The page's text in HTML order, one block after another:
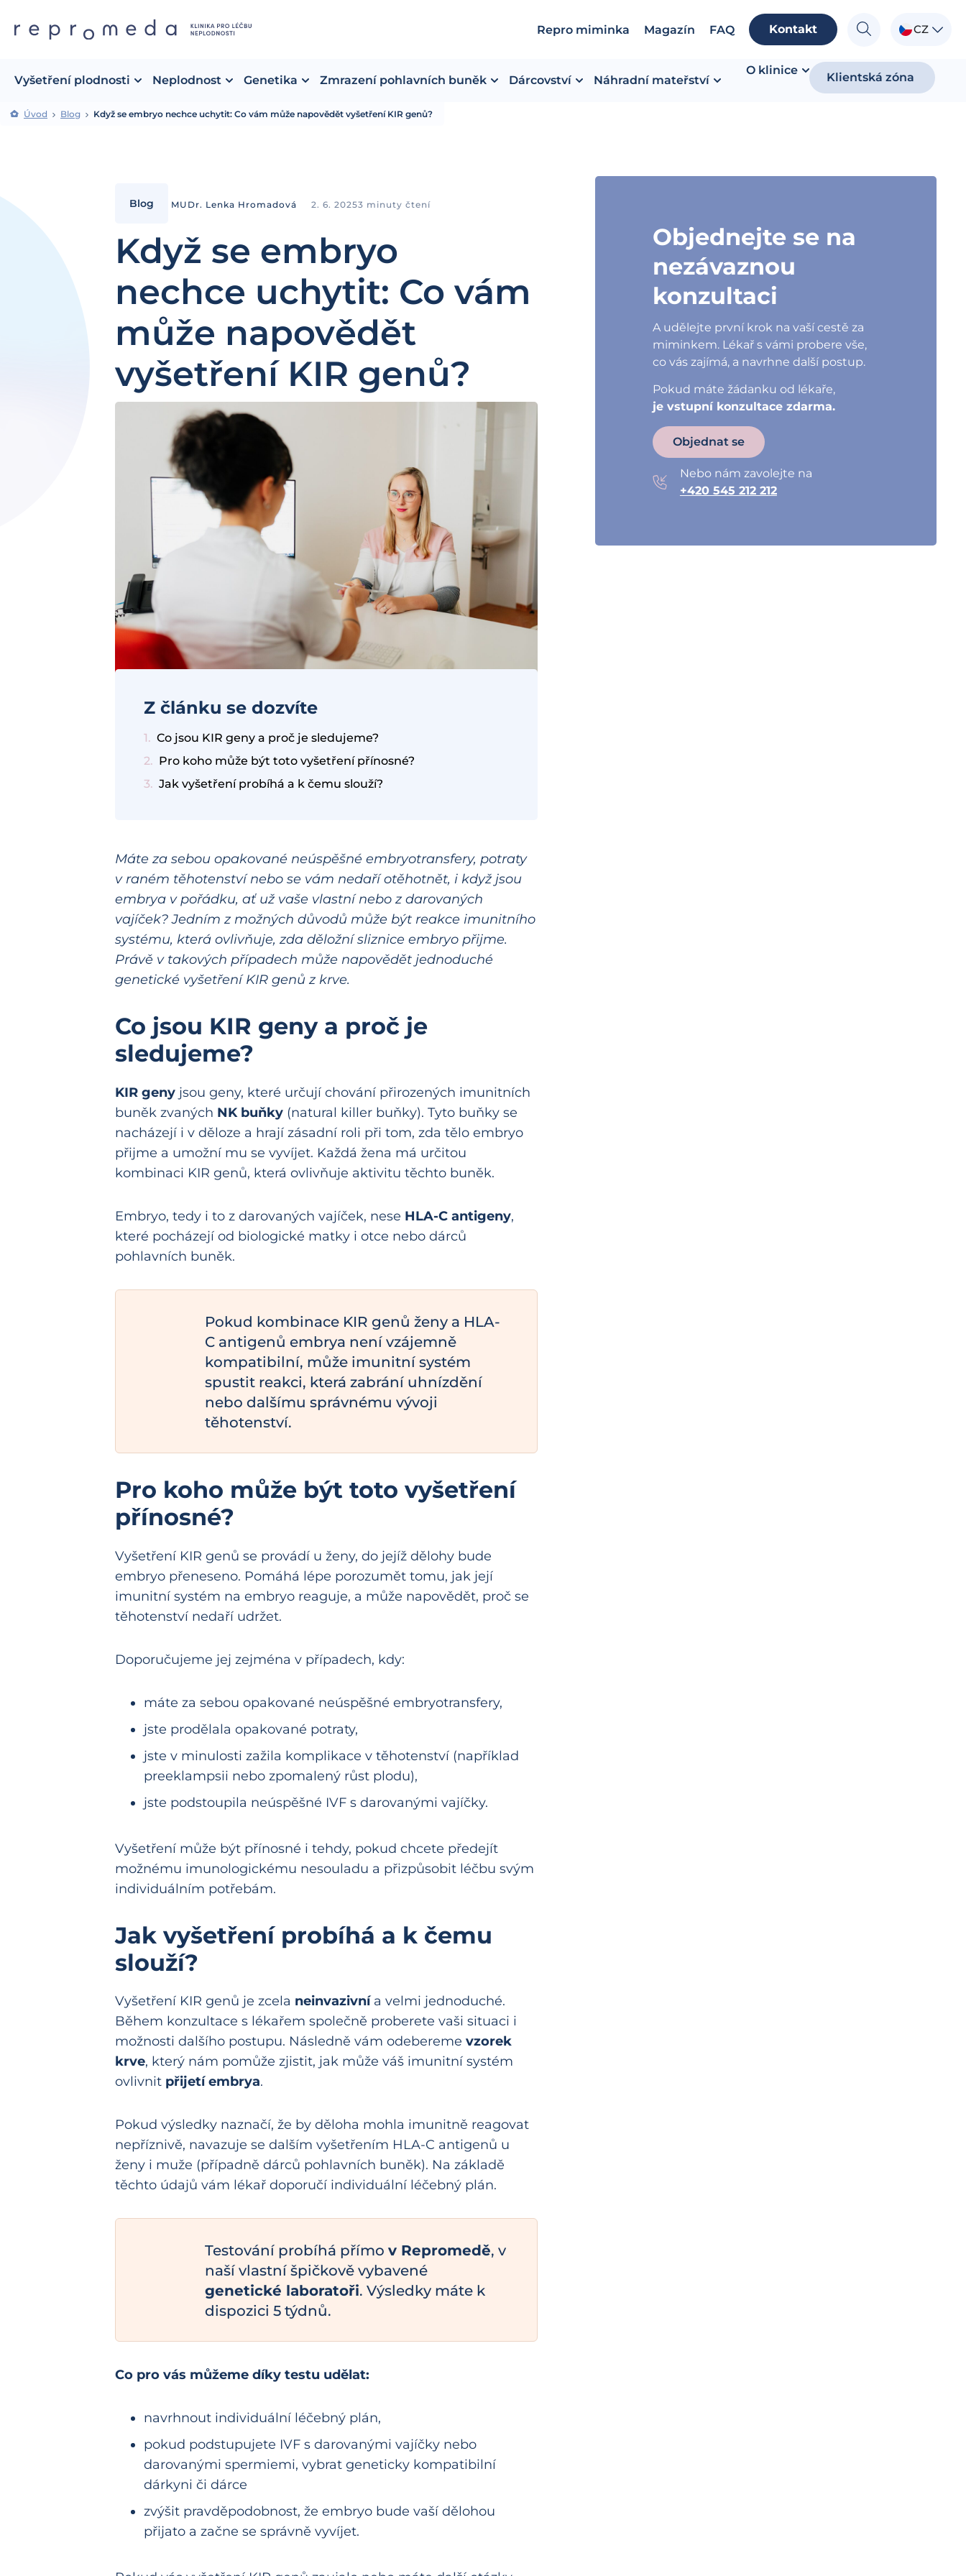
Repro miminka Magazín FAQ Kontakt CZ
Vyšetření plodnosti Neplodnost Genetika Zmrazení pohlavních buněk Dárcovství Náhradní mateřství
O klinice
Klientská zóna
Úvod Blog Když se embryo nechce uchytit: Co vám může napovědět vyšetření KIR genů?
Blog MUDr. Lenka Hromadová 2. 6. 20253 minuty čtení
Když se embryo
nechce uchytit: Co vám
může napovědět
vyšetření KIR genů?
Z článku se dozvíte
Co jsou KIR geny a proč je sledujeme?
Pro koho může být toto vyšetření přínosné?
Jak vyšetření probíhá a k čemu slouží?
Máte za sebou opakované neúspěšné embryotransfery, potraty
v raném těhotenství nebo se vám nedaří otěhotnět, i když jsou
embrya v pořádku, ať už vaše vlastní nebo z darovaných
vajíček? Jedním z možných důvodů může být reakce imunitního
systému, která ovlivňuje, zda děložní sliznice embryo přijme.
Právě v takových případech může napovědět jednoduché
genetické vyšetření KIR genů z krve.
Co jsou KIR geny a proč je
sledujeme?
KIR geny jsou geny, které určují chování přirozených imunitních
buněk zvaných NK buňky (natural killer buňky). Tyto buňky se
nacházejí i v děloze a hrají zásadní roli při tom, zda tělo embryo
přijme a umožní mu se vyvíjet. Každá žena má určitou
kombinaci KIR genů, která ovlivňuje aktivitu těchto buněk.
Embryo, tedy i to z darovaných vajíček, nese HLA-C antigeny,
které pocházejí od biologické matky i otce nebo dárců
pohlavních buněk.
Pokud kombinace KIR genů ženy a HLA-
C antigenů embrya není vzájemně
kompatibilní, může imunitní systém
spustit reakci, která zabrání uhnízdění
nebo dalšímu správnému vývoji
těhotenství.
Pro koho může být toto vyšetření
přínosné?
Vyšetření KIR genů se provádí u ženy, do jejíž dělohy bude
embryo přeneseno. Pomáhá lépe porozumět tomu, jak její
imunitní systém na embryo reaguje, a může napovědět, proč se
těhotenství nedaří udržet.
Doporučujeme jej zejména v případech, kdy:
máte za sebou opakované neúspěšné embryotransfery,
jste prodělala opakované potraty,
jste v minulosti zažila komplikace v těhotenství (například
preeklampsii nebo zpomalený růst plodu),
jste podstoupila neúspěšné IVF s darovanými vajíčky.
Vyšetření může být přínosné i tehdy, pokud chcete předejít
možnému imunologickému nesouladu a přizpůsobit léčbu svým
individuálním potřebám.
Jak vyšetření probíhá a k čemu
slouží?
Vyšetření KIR genů je zcela neinvazivnía velmi jednoduché.
Během konzultace s lékařem společně proberete vaši situaci i
možnosti dalšího postupu. Následně vám odebereme vzorek
krve, který nám pomůže zjistit, jak může váš imunitní systém
ovlivnit přijetí embrya.
Pokud výsledky naznačí, že by děloha mohla imunitně reagovat
nepříznivě, navazuje se dalším vyšetřením HLA-C antigenů u
ženy i muže (případně dárců pohlavních buněk). Na základě
těchto údajů vám lékař doporučí individuální léčebný plán.
Testování probíhá přímo v Repromedě, v
naší vlastní špičkově vybavené
genetické laboratoři. Výsledky máte k
dispozici 5 týdnů.
Co pro vás můžeme díky testu udělat:
navrhnout individuální léčebný plán,
pokud podstupujete IVF s darovanými vajíčky nebo
darovanými spermiemi, vybrat geneticky kompatibilní
dárkyni či dárce
zvýšit pravděpodobnost, že embryo bude vaší dělohou
přijato a začne se správně vyvíjet.
Objednejte se na
nezávaznou
konzultaci
A udělejte první krok na vaší cestě za
miminkem. Lékař s vámi probere vše,
co vás zajímá, a navrhne další postup.
Pokud máte žádanku od lékaře,
je vstupní konzultace zdarma.
Objednat se
Nebo nám zavolejte na
+420 545 212 212